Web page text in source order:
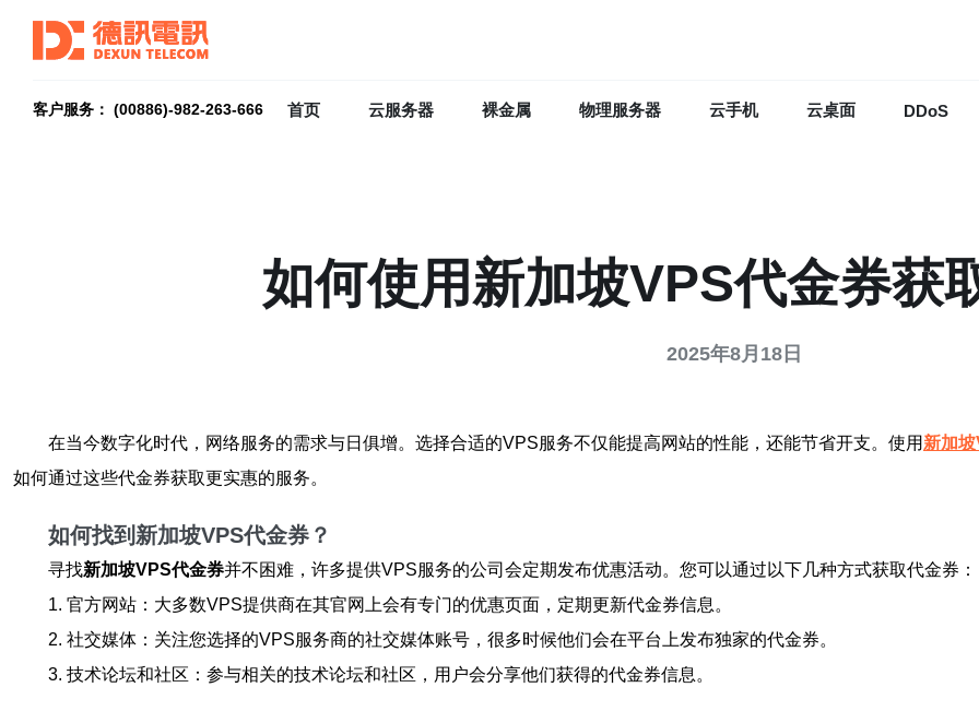
客户服务： (00886)-982-263-666 首页 云服务器 裸金属 物理服务器 云手机 云桌面 DDoS
如何使用新加坡VPS代金券获
2025年8月18日
在当今数字化时代，网络服务的需求与日俱增。选择合适的VPS服务不仅能提高网站的性能，还能节省开支。使用 新加
如何通过这些代金券获取更实惠的服务。
如何找到新加坡VPS代金券？
寻找新加坡VPS代金券并不困难，许多提供VPS服务的公司会定期发布优惠活动。您可以通过以下几种方式获取代金券：
1. 官方网站：大多数VPS提供商在其官网上会有专门的优惠页面，定期更新代金券信息。
2. 社交媒体：关注您选择的VPS服务商的社交媒体账号，很多时候他们会在平台上发布独家的代金券。
3. 技术论坛和社区：参与相关的技术论坛和社区，用户会分享他们获得的代金券信息。